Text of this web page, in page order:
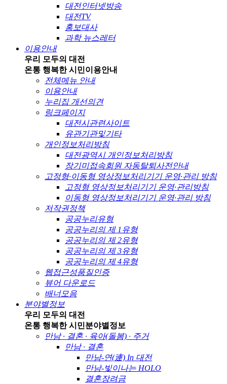
대전인터넷방송
대전TV
홍보대사
과학 뉴스레터
이용안내
우리 모두의 대전
온통 행복한 시민이용안내
전체메뉴 안내
이용안내
누리집 개선의견
링크페이지
대전시관련사이트
유관기관및기타
개인정보처리방침
대전광역시 개인정보처리방침
장기미접속회원 자동탈퇴사전안내
고정형·이동형 영상정보처리기기 운영·관리 방침
고정형 영상정보처리기기 운영·관리방침
이동형 영상정보처리기기 운영·관리 방침
저작권정책
공공누리유형
공공누리의 제 1유형
공공누리의 제 2유형
공공누리의 제 3유형
공공누리의 제 4유형
웹접근성품질인증
뷰어 다운로드
배너모음
분야별정보
우리 모두의 대전
온통 행복한 시민분야별정보
만남 · 결혼 · 육아(돌봄) · 주거
만남 · 결혼
만남-연(連) In 대전
만남-빛이나는 HOLO
결혼장려금